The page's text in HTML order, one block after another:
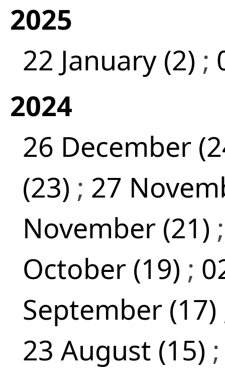
2025
22 January (2) ;
2024
26 December
(23) ; 27
November (21)
October (19) ;
September (17)
23 August (15)